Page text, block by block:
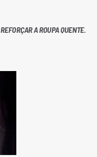
A ROUPA QUENTE.